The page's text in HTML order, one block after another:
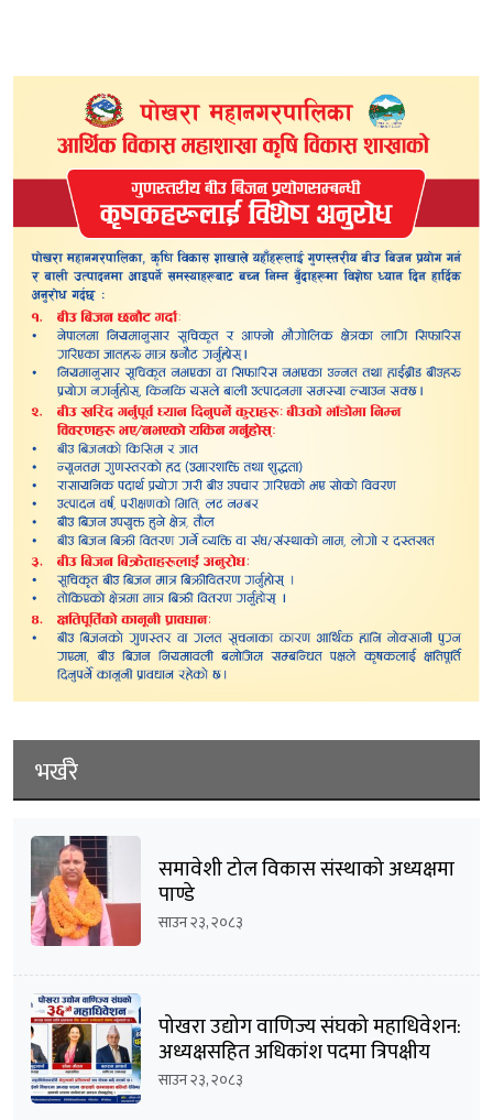
भर्खरै
समावेशी टोल विकास संस्थाको अध्यक्षमा
पाण्डे
साउन २३, २०८३
पोखरा उद्योग वाणिज्य संघको महाधिवेशन:
अध्यक्षसहित अधिकांश पदमा त्रिपक्षीय
भिडन्तको सम्भावना
साउन २३, २०८३